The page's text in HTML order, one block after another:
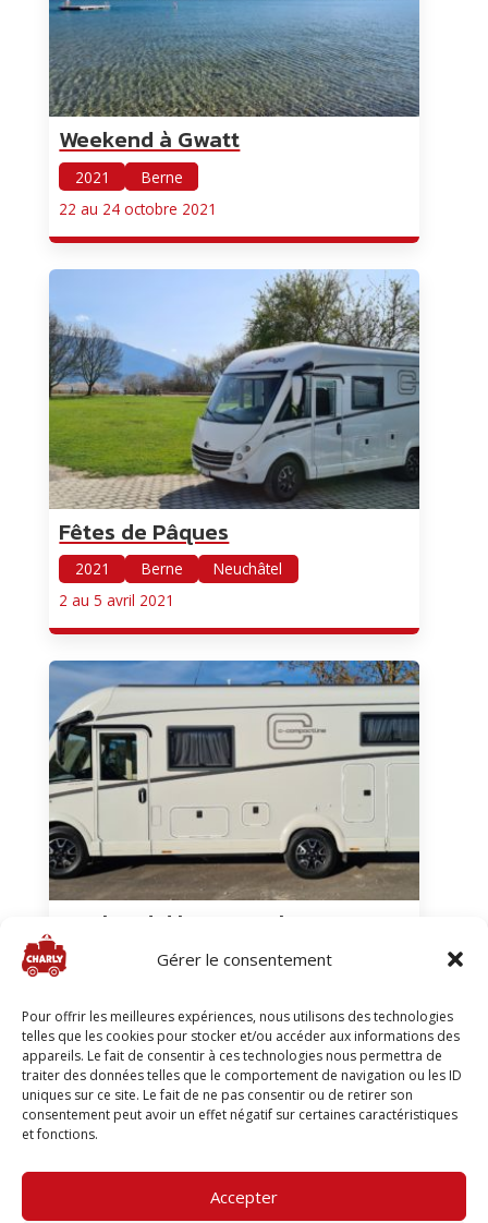
Gérer le consentement
Pour offrir les meilleures expériences, nous utilisons des technologies
telles que les cookies pour stocker et/ou accéder aux informations des
appareils. Le fait de consentir à ces technologies nous permettra de
traiter des données telles que le comportement de navigation ou les ID
uniques sur ce site. Le fait de ne pas consentir ou de retirer son
consentement peut avoir un effet négatif sur certaines caractéristiques
et fonctions.
Accepter
Weekend à Gwatt
2021
Berne
22 au 24 octobre 2021
Fêtes de Pâques
2021 Berne
Neuchâtel
2 au 5 avril 2021
Weekend d’inauguration
Berne
Neuchâtel
© 2025 / mycharly.ch